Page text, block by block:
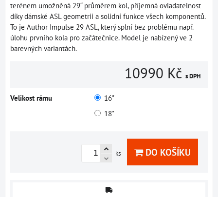
terénem umožněná 29“ průměrem kol, příjemná ovladatelnost
díky dámské ASL geometrii a solidní funkce všech komponentů.
To je Author Impulse 29 ASL, který splní bez problému např.
úlohu prvního kola pro začátečnice. Model je nabízený ve 2
barevných variantách.
10990 Kč s DPH
Velikost rámu
16"
18"
ks DO KOŠÍKU